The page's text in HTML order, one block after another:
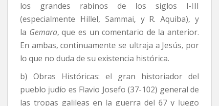
los grandes rabinos de los siglos I-III
(especialmente Hillel, Sammai, y R. Aquiba), y
la Gemara, que es un comentario de la anterior.
En ambas, continuamente se ultraja a Jesús, por
lo que no duda de su existencia histórica.
b) Obras Históricas: el gran historiador del
pueblo judío es Flavio Josefo (37-102) general de
las tropas galileas en la guerra del 67 y luego